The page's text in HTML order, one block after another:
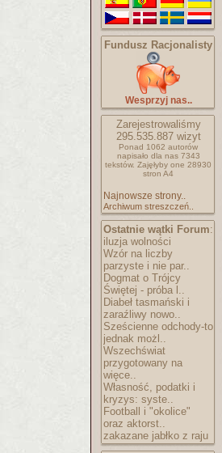
Fundusz Racjonalisty
Wesprzyj nas..
Zarejestrowaliśmy
295.535.887wizyt
Ponad 1062 autorów
napisało dla nas 7343
tekstów. Zajęłyby one 28930
stron A4
Najnowsze strony..
Archiwum streszczeń..
Ostatnie wątki Forum:
iluzja wolności
Wzór na liczby
parzyste i nie par..
Dogmat o Trójcy
Świętej - próba l..
Diabeł tasmański i
zaraźliwy nowo..
Sześcienne odchody-to
jednak możl..
Wszechświat
przygotowany na
więce..
Własność, podatki i
kryzys: syste..
Football i "okolice"
oraz aktorst..
zakazane jabłko z raju